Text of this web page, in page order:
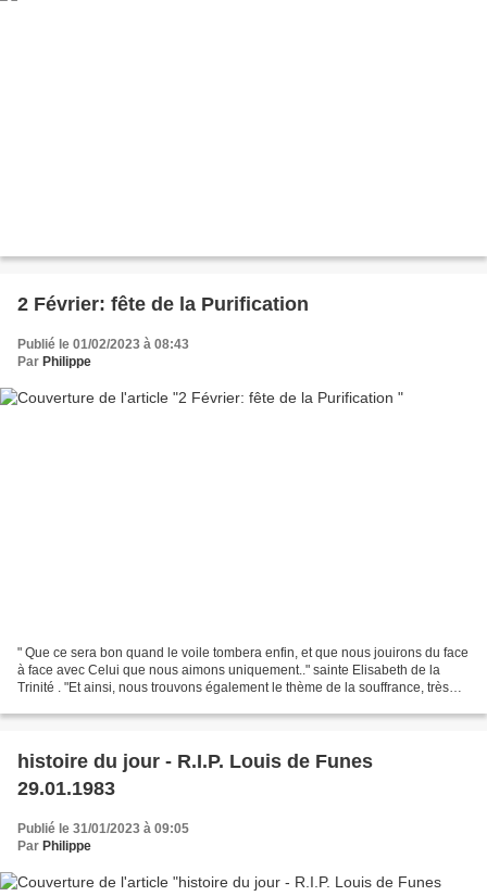
2 Février: fête de la Purification
Publié le 01/02/2023 à 08:43
Par Philippe
" Que ce sera bon quand le voile tombera enfin, et que nous jouirons du face
à face avec Celui que nous aimons uniquement.." sainte Elisabeth de la
Trinité . "Et ainsi, nous trouvons également le thème de la souffrance, très
histoire du jour - R.I.P. Louis de Funes
29.01.1983
Publié le 31/01/2023 à 09:05
Par Philippe